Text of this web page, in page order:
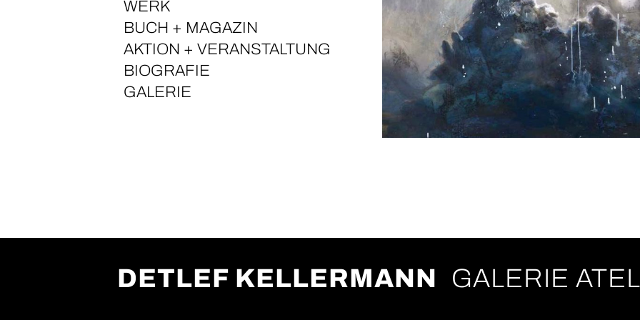
WERK
BUCH + MAGAZIN
AKTION + VERANSTALTUNG
BIOGRAFIE
GALERIE
DETLEF KELLERMANN GALERIE